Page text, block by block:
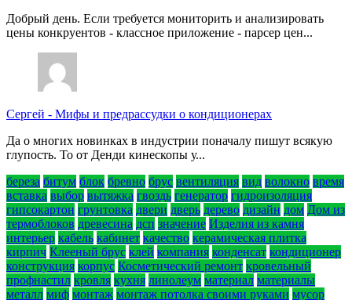
Добрый день. Если требуется мониторить и анализировать
цены конкруентов - классное приложение - парсер цен...
Сергей - Мифы и предрассудки о кондиционерах
Да о многих новинках в индустрии поначалу пишут всякую
глупость. То от Денди кинескопы у...
береза битум блок бревно брус вентиляция вид волокно время
вставка выбор вытяжка гвоздь генератор гидроизоляция
гипсокартон грунтовка двери дверь дерево дизайн дом Дом из
термоблоков древесина дсп значение Изделия из камня
интерьер кабель кабинет качество керамическая плитка
кирпич Клееный брус клей компания конденсат кондиционер
конструкция корпус Косметический ремонт кровельный
профнастил кровля кухня линолеум материал материалы
металл миф монтаж монтаж потолка своими руками мусор